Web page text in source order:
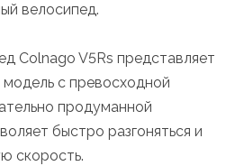
велосипед.
Colnago V5Rs представляет
с превосходной
продуманной
быстро разгоняться и
скорость.